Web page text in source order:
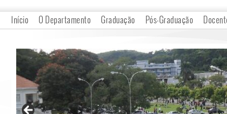
Início O Departamento Graduação Pós-Graduação